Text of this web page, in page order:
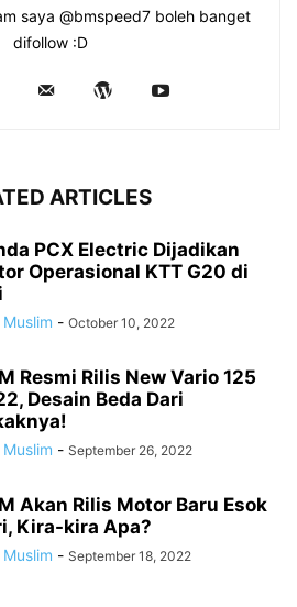
saya @bmspeed7 boleh banget
difollow :D
ARTICLES
PCX Electric Dijadikan
Operasional KTT G20 di
- October 10, 2022
Resmi Rilis New Vario 125
Desain Beda Dari
- September 26, 2022
Akan Rilis Motor Baru Esok
Kira-kira Apa?
- September 18, 2022